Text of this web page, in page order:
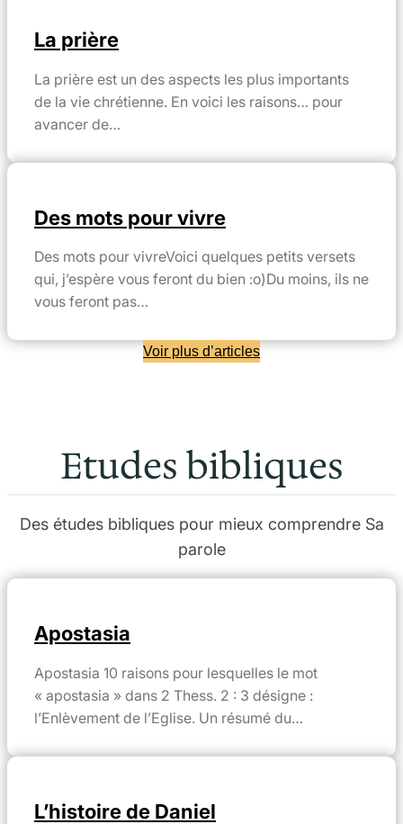
La prière
La prière est un des aspects les plus importants
de la vie chrétienne. En voici les raisons… pour
avancer de…
Des mots pour vivre
Des mots pour vivreVoici quelques petits versets
qui, j’espère vous feront du bien :o)Du moins, ils ne
vous feront pas…
Voir plus d’articles
Etudes bibliques
Des études bibliques pour mieux comprendre Sa
parole
Apostasia
Apostasia 10 raisons pour lesquelles le mot
« apostasia » dans 2 Thess. 2 : 3 désigne :
l’Enlèvement de l’Eglise. Un résumé du…
L’histoire de Daniel